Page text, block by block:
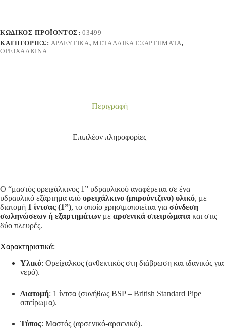
ΚΩΔΙΚΌΣ ΠΡΟΪΌΝΤΟΣ:03499
ΚΑΤΗΓΟΡΊΕΣ: ΑΡΔΕΥΤΙΚΑ, ΜΕΤΑΛΛΙΚΑ ΕΞΑΡΤΗΜΑΤΑ,
ΟΡΕΙΧΑΛΚΙΝΑ
Περιγραφή
Επιπλέον πληροφορίες
Ο “μαστός ορειχάλκινος 1” υδραυλικού αναφέρεται σε ένα
υδραυλικό εξάρτημα από ορειχάλκινο (μπρούντζινο) υλικό, με
διατομή 1 ίντσας (1”), το οποίο χρησιμοποιείται για σύνδεση
σωληνώσεων ή εξαρτημάτων με αρσενικά σπειρώματα και στις
δύο πλευρές.
Χαρακτηριστικά:
Υλικό: Ορείχαλκος (ανθεκτικός στη διάβρωση και ιδανικός για
νερό).
Διατομή: 1 ίντσα (συνήθως BSP – British Standard Pipe
σπείρωμα).
Τύπος: Μαστός (αρσενικό-αρσενικό).